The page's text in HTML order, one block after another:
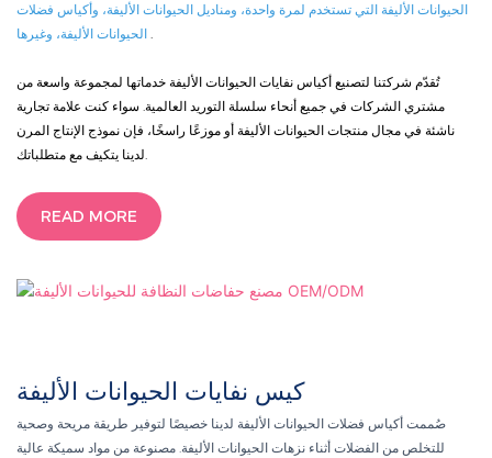
الحيوانات الأليفة التي تستخدم لمرة واحدة، ومناديل الحيوانات الأليفة، وأكياس فضلات
الحيوانات الأليفة، وغيرها .
تُقدّم شركتنا لتصنيع أكياس نفايات الحيوانات الأليفة خدماتها لمجموعة واسعة من
مشتري الشركات في جميع أنحاء سلسلة التوريد العالمية. سواء كنت علامة تجارية
ناشئة في مجال منتجات الحيوانات الأليفة أو موزعًا راسخًا، فإن نموذج الإنتاج المرن
لدينا يتكيف مع متطلباتك.
READ MORE
كيس نفايات الحيوانات الأليفة
صُممت أكياس فضلات الحيوانات الأليفة لدينا خصيصًا لتوفير طريقة مريحة وصحية
للتخلص من الفضلات أثناء نزهات الحيوانات الأليفة. مصنوعة من مواد سميكة عالية